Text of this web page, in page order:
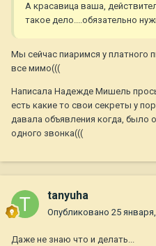
А красавица ваша,
такое дело....обязательно
Мы сейчас пиаримся у платного
все мимо(((
Написала Надежде Мишель
есть какие то свои секреты у
давала объявления когда, было
одного звонка(((
tanyuha
Опубликовано 25
Даже не знаю что и делать...